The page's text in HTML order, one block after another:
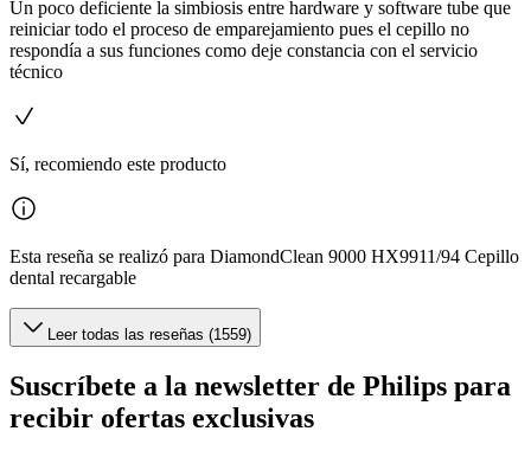
Un poco deficiente la simbiosis entre hardware y software tube que
reiniciar todo el proceso de emparejamiento pues el cepillo no
respondía a sus funciones como deje constancia con el servicio
técnico
Sí, recomiendo este producto
Esta reseña se realizó para DiamondClean 9000 HX9911/94 Cepillo
dental recargable
Leer todas las reseñas (1559)
Suscríbete a la newsletter de Philips para
recibir ofertas exclusivas